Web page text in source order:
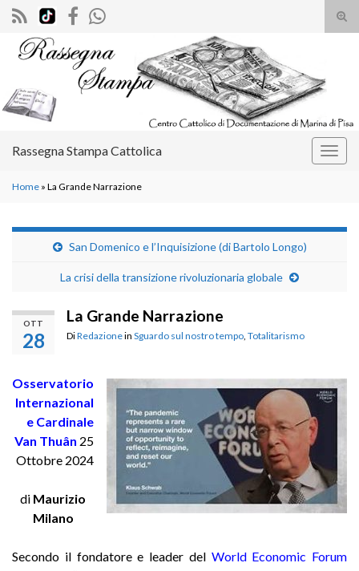
il
Search for:
Rassegna Stampa Cattolica
Home » La Grande Narrazione
San Domenico e l’Inquisizione (di Bartolo Longo)
La crisi della transizione rivoluzionaria globale
OTT
28
La Grande Narrazione
DiRedazionein Sguardo sul nostro tempo Totalitarismo
Osservatorio
Internazional
e Cardinale
Van Thuân 25
Ottobre 2024
di Maurizio
Milano
Secondo il fondatore e leader del World Economic Forum